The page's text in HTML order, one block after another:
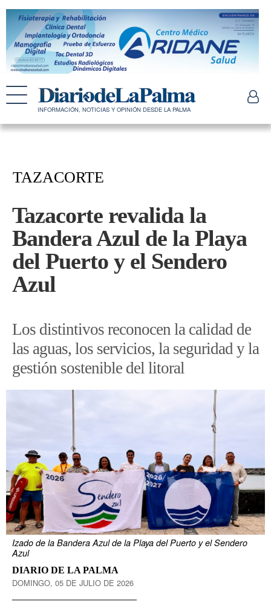
INFORMACIÓN, NOTICIAS Y OPINIÓN DESDE LA PALMA
TAZACORTE
Tazacorte revalida la
Bandera Azul de la Playa
del Puerto y el Sendero
Azul
Los distintivos reconocen la calidad de
las aguas, los servicios, la seguridad y la
gestión sostenible del litoral
Izado de la Bandera Azul de la Playa del Puerto y el Sendero
Azul
DIARIO DE LA PALMA
DOMINGO, 05 DE JULIO DE 2026